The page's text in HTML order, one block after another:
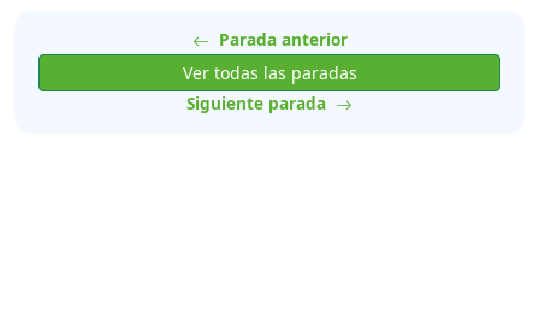
Parada anterior
Ver todas las paradas
Siguiente parada